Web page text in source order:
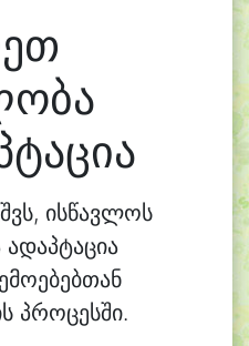
ისწავლოს
პროცესში.